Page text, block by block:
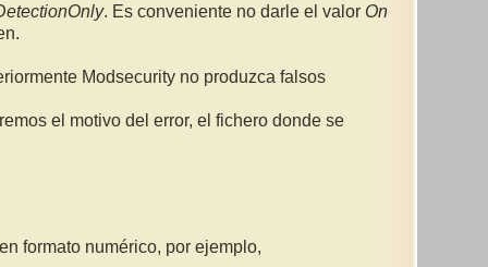
. Es conveniente no darle el valor On
Modsecurity no produzca falsos
el motivo del error, el fichero donde se
formato numérico, por ejemplo,